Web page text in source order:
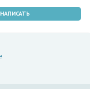
НАПИСАТЬ